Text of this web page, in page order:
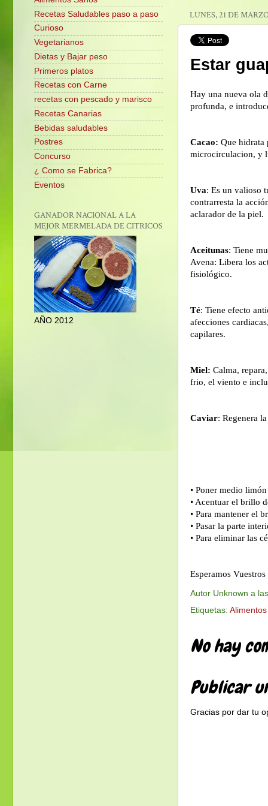
LUNES, 21 DE
Estar
Hay una nueva ola
profunda, e
Cacao: Que hidrata
microcirculacion, y
Uva: Es un valioso
contrarresta la
aclarador de la piel.
Aceitunas: Tiene
Avena: Libera los
fisiológico.
Té: Tiene efecto
afecciones
capilares.
Miel: Calma,
frio, el viento e
Caviar: Regenera
• Poner medio
• Acentuar el brillo
• Para mantener el
• Pasar la parte
• Para eliminar las
Esperamos
Autor Unknown a
Etiquetas:
No hay
Publicar
Gracias por dar tu
Recetas Saludables paso a paso
Curioso
Vegetarianos
Dietas y Bajar peso
Primeros platos
Recetas con Carne
recetas con pescado y marisco
Recetas Canarias
Bebidas saludables
Postres
Concurso
¿ Como se Fabrica?
Eventos
GANADOR NACIONAL A LA
MEJOR MERMELADA DE CITRICOS
AÑO 2012